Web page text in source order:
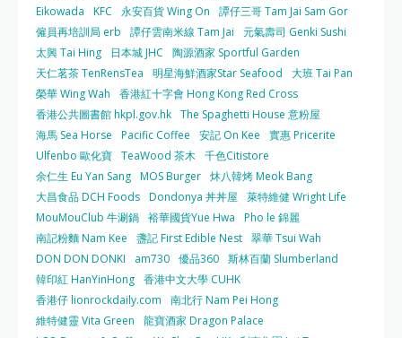
Eikowada
KFC 永安百貨 Wing On
譚仔三哥 Tam Jai Sam Gor
僱員再培訓局 erb
譚仔雲南米線 Tam Jai
元氣壽司 Genki Sushi
太興 Tai Hing
日本城 JHC
陶源酒家 Sportful Garden
天仁茗茶 TenRensTea
明星海鮮酒家Star Seafood
大班 Tai Pan
榮華 Wing Wah
香港紅十字會 Hong Kong Red Cross
香港公共圖書館 hkpl.gov.hk The Spaghetti House 意粉屋
海馬 Sea Horse
Pacific Coffee 安記 On Kee
實惠 Pricerite
Ulfenbo 歐化寶 TeaWood 茶木 千色Citistore
余仁生 Eu Yan Sang MOS Burger 炑八韓烤 Meok Bang
大昌食品 DCH Foods Dondonya 丼丼屋
萊特維健 Wright Life
MouMouClub 牛涮鍋 裕華國貨Yue Hwa
Pho le 錦麗
南記粉麵 Nam Kee
盞記 First Edible Nest 翠華 Tsui Wah
DON DON DONKI
am730 優品360 斯林百蘭 Slumberland
韓印紅 HanYinHong 香港中文大學 CUHK
香港仔 lionrockdaily.com
南北行 Nam Pei Hong
維特健靈 Vita Green
龍寶酒家 Dragon Palace